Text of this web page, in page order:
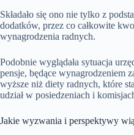
Składało się ono nie tylko z
dodatków, przez co całkowite
wynagrodzenia radnych.
Podobnie wyglądała sytuacja
pensje, będące wynagrodzeniem
wyższe niż diety radnych, które
udział w posiedzeniach i
Jakie wyzwania i perspektywy